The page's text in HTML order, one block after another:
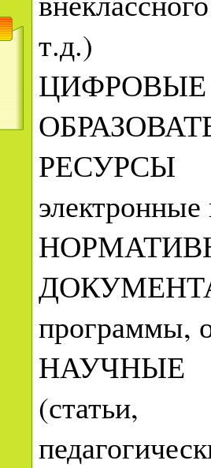
т.д.)
ЦИФРОВЫЕ
программы,
(статьи,